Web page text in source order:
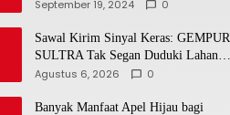
Laboratorium Lapangan Agribisnis
September 19, 2024 0
Sawal Kirim Sinyal Keras: GEMPUR
SULTRA Tak Segan Duduki Lahan
Sengketa di Puuwatu
Agustus 6, 2026 0
Banyak Manfaat Apel Hijau bagi